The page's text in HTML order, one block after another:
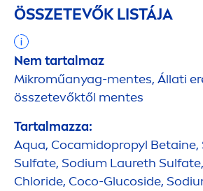
ÖSSZETEVŐK LISTÁJA
Nem tartalmaz
Mikroműanyag-mentes, Állati
összetevőktől mentes
Tartalmazza:
Aqua, Cocamidopropyl
Sulfate, Sodium Laureth
Chloride, Coco-Glucoside,